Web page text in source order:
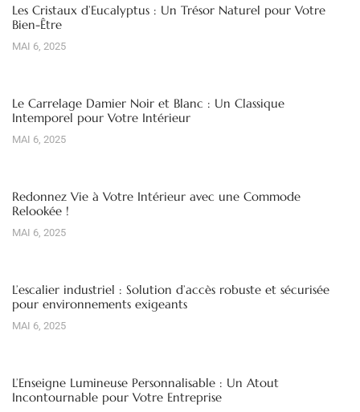
Les Cristaux d’Eucalyptus : Un Trésor Naturel pour Votre
Bien-Être
MAI 6, 2025
Le Carrelage Damier Noir et Blanc : Un Classique
Intemporel pour Votre Intérieur
MAI 6, 2025
Redonnez Vie à Votre Intérieur avec une Commode
Relookée !
MAI 6, 2025
L’escalier industriel : Solution d’accès robuste et sécurisée
pour environnements exigeants
MAI 6, 2025
L’Enseigne Lumineuse Personnalisable : Un Atout
Incontournable pour Votre Entreprise